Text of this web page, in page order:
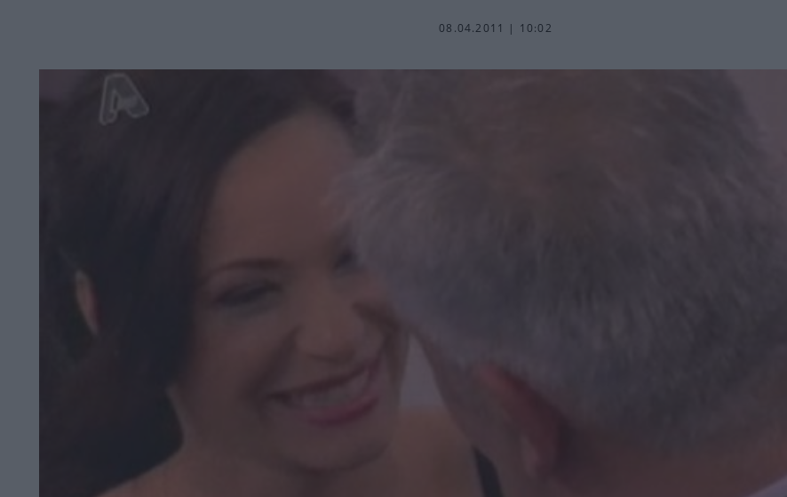
08.04.2011 | 10:02